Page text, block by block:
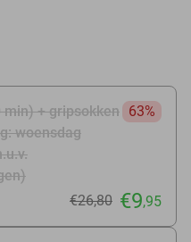
min) + gripsokken
woensdag
63%
€26,80 €9,95